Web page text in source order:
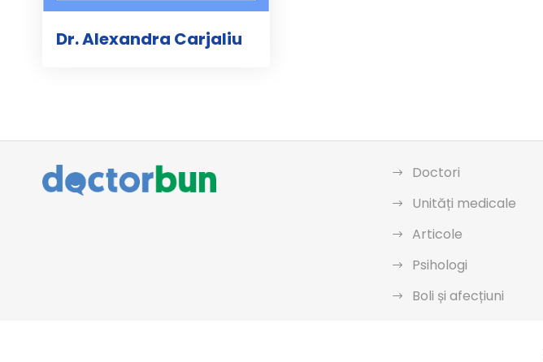
Dr. Alexandra Carjaliu
Doctori
Unități medicale
Articole
Psihologi
Boli și afecțiuni